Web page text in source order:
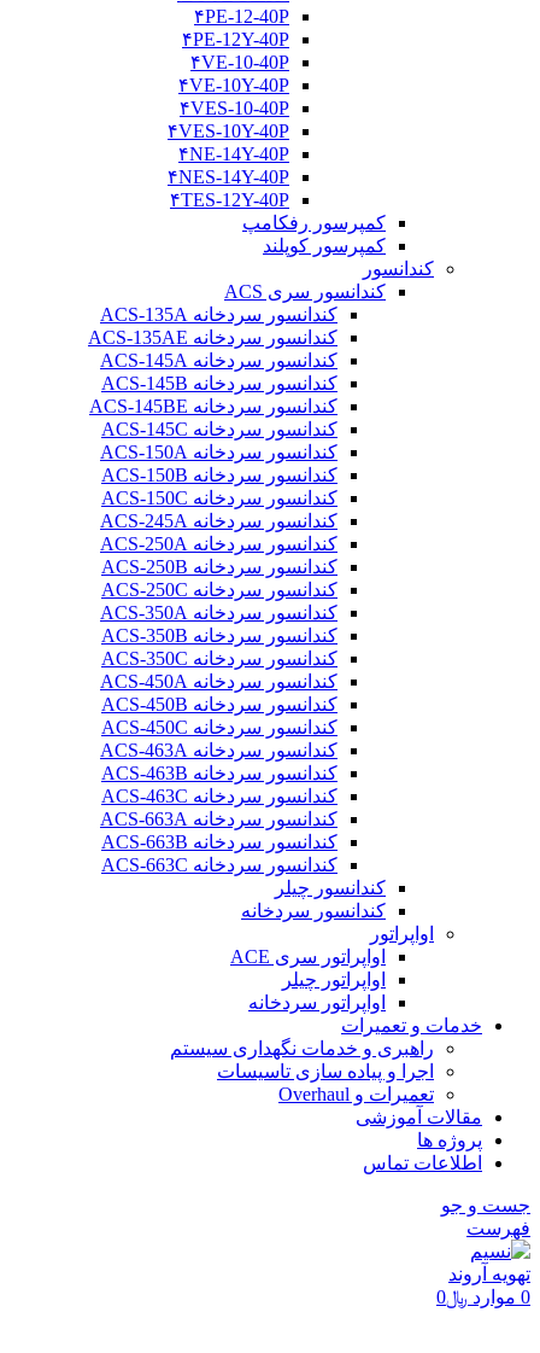
۴PE-12-40P
۴PE-12Y-40P
۴VE-10-40P
۴VE-10Y-40P
۴VES-10-40P
۴VES-10Y-40P
۴NE-14Y-40P
۴NES-14Y-40P
۴TES-12Y-40P
کمپرسور رفکامپ
کمپرسور کوپلند
کندانسور
کندانسور سری ACS
کندانسور سردخانه ACS-135A
کندانسور سردخانه ACS-135AE
کندانسور سردخانه ACS-145A
کندانسور سردخانه ACS-145B
کندانسور سردخانه ACS-145BE
کندانسور سردخانه ACS-145C
کندانسور سردخانه ACS-150A
کندانسور سردخانه ACS-150B
کندانسور سردخانه ACS-150C
کندانسور سردخانه ACS-245A
کندانسور سردخانه ACS-250A
کندانسور سردخانه ACS-250B
کندانسور سردخانه ACS-250C
کندانسور سردخانه ACS-350A
کندانسور سردخانه ACS-350B
کندانسور سردخانه ACS-350C
کندانسور سردخانه ACS-450A
کندانسور سردخانه ACS-450B
کندانسور سردخانه ACS-450C
کندانسور سردخانه ACS-463A
کندانسور سردخانه ACS-463B
کندانسور سردخانه ACS-463C
کندانسور سردخانه ACS-663A
کندانسور سردخانه ACS-663B
کندانسور سردخانه ACS-663C
کندانسور چیلر
کندانسور سردخانه
اواپراتور
اواپراتور سری ACE
اواپراتور چیلر
اواپراتور سردخانه
خدمات و تعمیرات
راهبری و خدمات نگهداری سیستم
اجرا و پیاده سازی تاسیسات
تعمیرات و Overhaul
مقالات آموزشی
پروژه ها
اطلاعات تماس
جست و جو
فهرست
0 موارد ﷼0